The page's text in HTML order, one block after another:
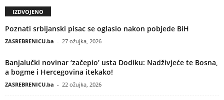
IZDVOJENO
Poznati srbijanski pisac se oglasio nakon pobjede BiH
ZASREBRENICU.ba - 27 ožujka, 2026
Banjalučki novinar ‘začepio’ usta Dodiku: Nadživjeće te Bosna,
a bogme i Hercegovina itekako!
ZASREBRENICU.ba - 22 ožujka, 2026